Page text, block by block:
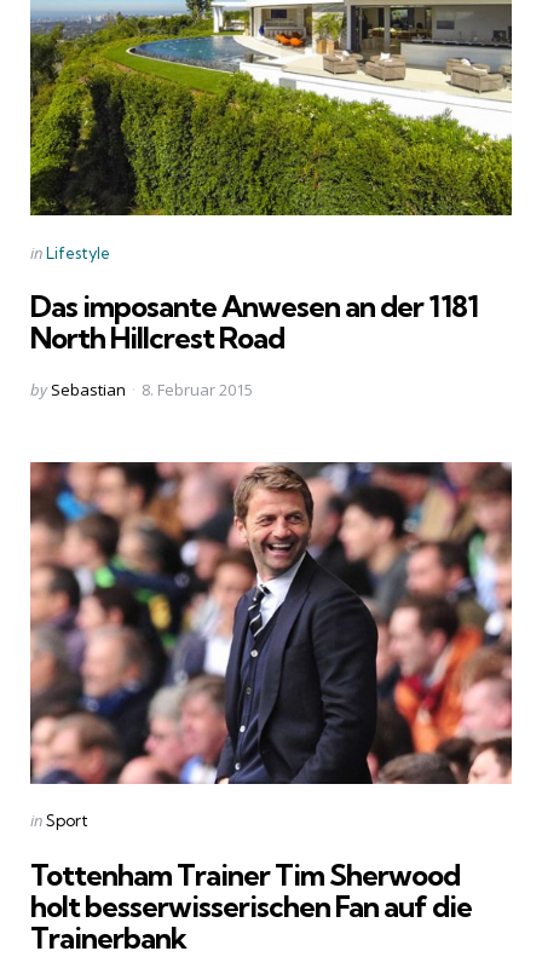
Categories
Posted
inLifestyle
Das imposante Anwesen an der 1181
North Hillcrest Road
Posted
by Sebastian 8. Februar 2015
Categories
Posted
inSport
Tottenham Trainer Tim Sherwood
holt besserwisserischen Fan auf die
Trainerbank